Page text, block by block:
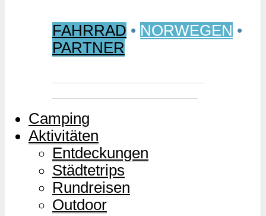
FAHRRAD • NORWEGEN •
PARTNER
Camping
Aktivitäten
Entdeckungen
Städtetrips
Rundreisen
Outdoor